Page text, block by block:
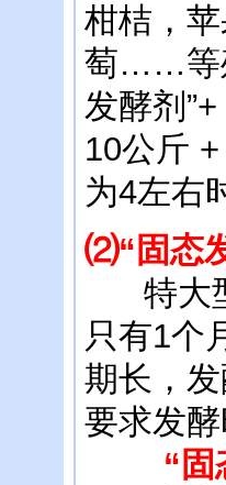
柑桔，
萄……等
发酵剂
10公斤
为4左右
⑵“固态
特大型
只有1个
期长，
要求发
“固